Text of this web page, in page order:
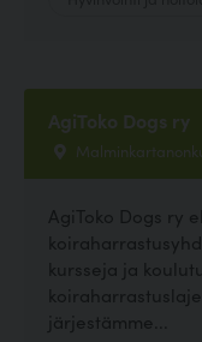
AgiToko Dogs ry
AgiToko Dogs ry
kursseja ja
järjestämme...